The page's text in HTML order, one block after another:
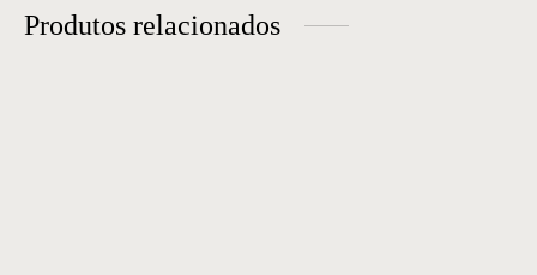
Produtos relacionados